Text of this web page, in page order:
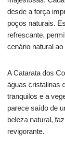
desde a força
poços naturais.
refrescante,
cenário natural ao
A Catarata dos
águas cristalinas
tranquilos e a
parece saído de
beleza natural,
revigorante.